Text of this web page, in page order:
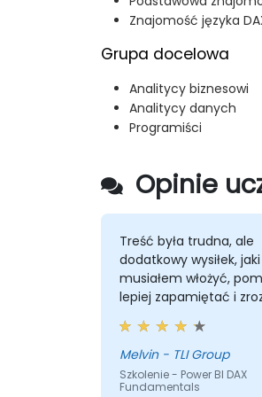
Znajomość języka
Grupa docelowa
Analitycy biznesowi
Analitycy danych
Programiści
Opinie
Treść była trudna, ale
dodatkowy wysiłek, jaki
musiałem włożyć,
lepiej zapamiętać i
Power BI.
Melvin - TLI Group
Szkolenie - Power BI DAX
Fundamentals